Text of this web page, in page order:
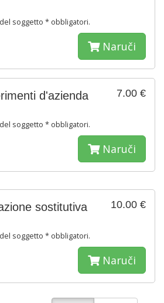
soggetto * obbligatori.
Naruči
7.00 €
d'azienda
soggetto * obbligatori.
Naruči
10.00 €
sostitutiva
soggetto * obbligatori.
Naruči